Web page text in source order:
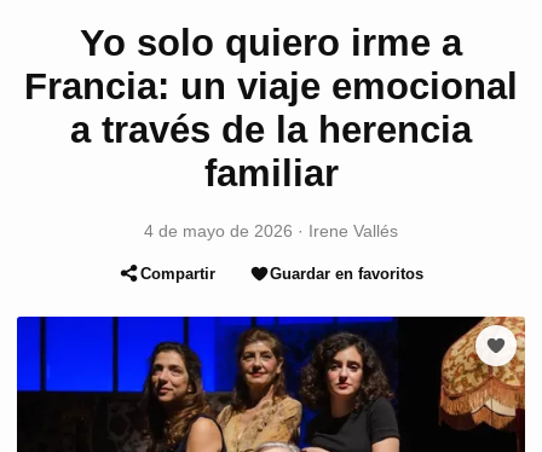
Yo solo quiero irme a
Francia: un viaje emocional
a través de la herencia
familiar
4 de mayo de 2026 · Irene Vallés
Compartir Guardar en favoritos